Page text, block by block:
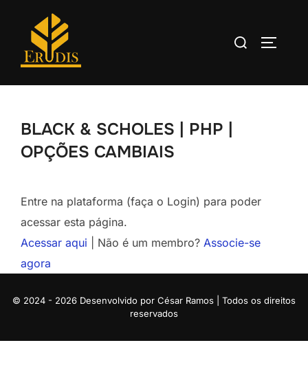
BLACK & SCHOLES | PHP |
OPÇÕES CAMBIAIS
Entre na plataforma (faça o Login) para poder
acessar esta página.
Acessar aqui | Não é um membro? Associe-se
agora